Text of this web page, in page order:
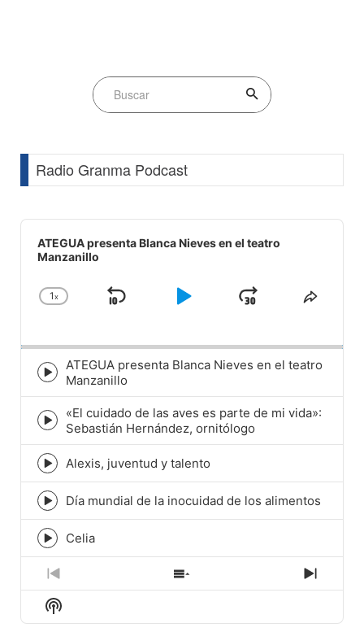
Radio Granma Podcast
Audio
Player
ATEGUA presenta Blanca Nieves en el teatro
Manzanillo
Change
1x
Skip
Play
JumpShare
Episode
play
icon
ATEGUA presenta Blanca Nieves en el teatro
Manzanillo
Episode
play
icon
«El cuidado de las aves es parte de mi vida»:
Sebastián Hernández, ornitólogo
Episode
play
icon
Alexis, juventud y talento
Episode
play
icon
Día mundial de la inocuidad de los alimentos
Episode
play
icon
Celia
Previous
Episode
Show
Episodes
Next
Show
Podcast